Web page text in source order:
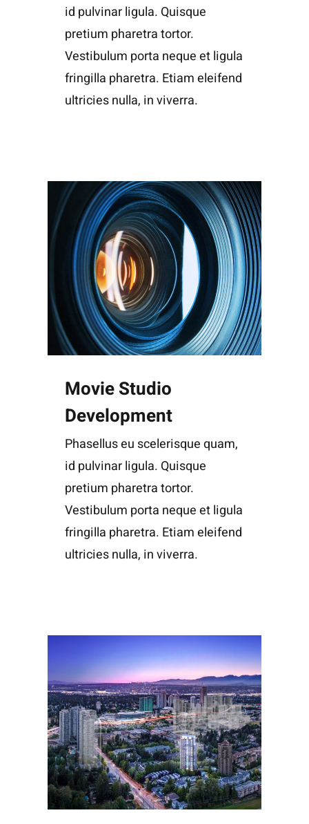
id pulvinar ligula. Quisque
pretium pharetra tortor.
Vestibulum porta neque et ligula
fringilla pharetra. Etiam eleifend
ultricies nulla, in viverra.
Movie Studio
Development
Phasellus eu scelerisque quam,
id pulvinar ligula. Quisque
pretium pharetra tortor.
Vestibulum porta neque et ligula
fringilla pharetra. Etiam eleifend
ultricies nulla, in viverra.